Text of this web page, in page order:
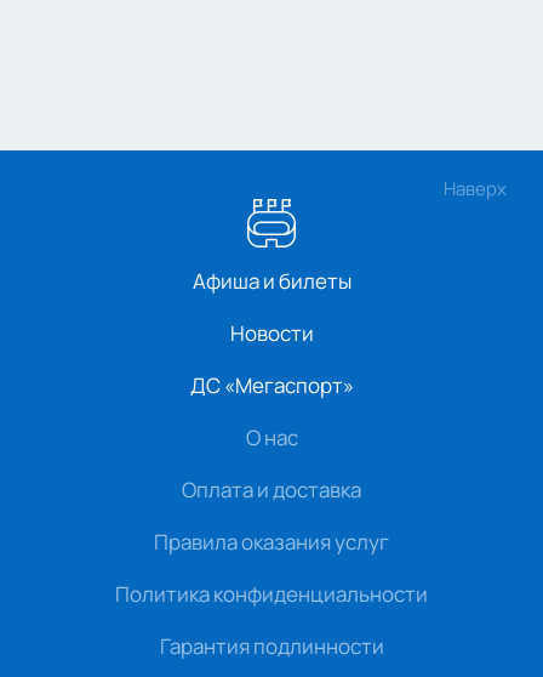
Наверх
Афиша и билеты
Новости
ДС «Мегаспорт»
О нас
Оплата и доставка
Правила оказания услуг
Политика конфиденциальности
Гарантия подлинности